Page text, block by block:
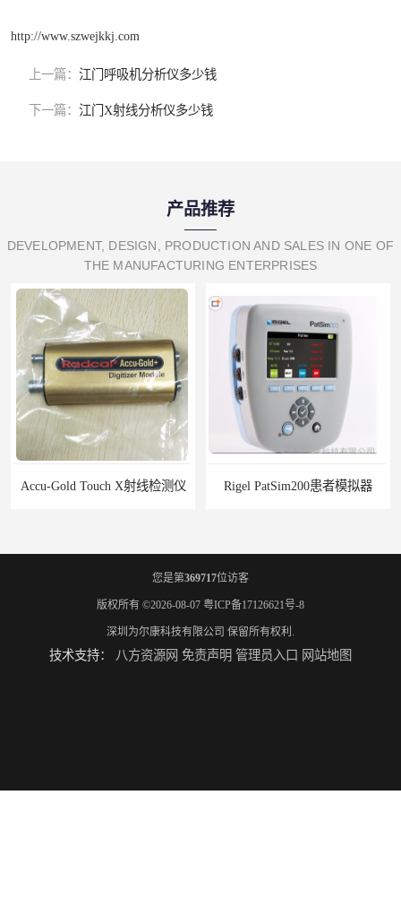
http://www.szwejkkj.com
上一篇： 江门呼吸机分析仪多少钱
下一篇： 江门X射线分析仪多少钱
产品推荐
DEVELOPMENT, DESIGN, PRODUCTION AND SALES IN ONE OF
THE MANUFACTURING ENTERPRISES
Accu-Gold Touch X射线检测仪 Rigel PatSim200患者模拟器
您是第369717位访客
版权所有 ©2026-08-07 粤ICP备17126621号-8
深圳为尔康科技有限公司 保留所有权利.
技术支持： 八方资源网 免责声明 管理员入口 网站地图